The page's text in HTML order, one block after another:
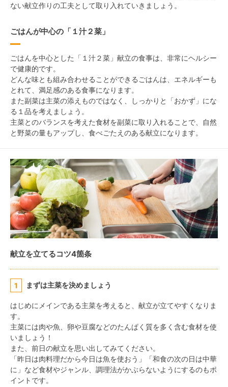
ない献立作りの工夫として取り入れていきましょう。
ごはんが中心の「１汁２菜」
ごはんを中心とした「１汁２菜」献立の食事は、非常にヘルシー
で健康的です。
どんな味とも組み合わせることができるごはんは、エネルギーも
とれて、満足感のある食事になります。
また副菜は主菜の添えものではなく、しっかりと「おかず」にな
る１品を考えましょう。
主菜とのバランスを考えた食材を副菜に取り入れることで、自然
と野菜の量もアップし、食べごたえのある献立になります。
献立を立てるコツ4箇条
1 まずは主菜を決めましょう
はじめにメインである主菜を考えると、献立が立てやすくなりま
す。
主菜には肉や魚、卵や豆腐などのたんぱく質を多く含む食材を使
いましょう！
また、前日の献立を思い出してみてください。
「昨日は肉料理だから今日は魚を使おう」「和食の次の日は中華
に」など食材やジャンル、調理法がかぶらないようにするのもポ
イントです。